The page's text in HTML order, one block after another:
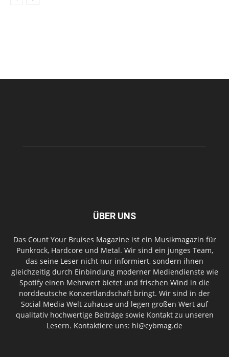
ÜBER UNS
Das Count Your Bruises Magazine ist ein Musikmagazin für
Punkrock, Hardcore und Metal. Wir sind ein junges Team,
das seine Leser nicht nur informiert, sondern ihnen
gleichzeitig durch Einbindung moderner Mediendienste wie
Spotify einen Mehrwert bietet und frischen Wind in die
norddeutsche Konzertlandschaft bringt. Wir sind in der
Social Media Welt zuhause und legen großen Wert auf
qualitativ hochwertige Beiträge sowie Kontakt zu unseren
Lesern. Kontaktiere uns: hi@cybmag.de